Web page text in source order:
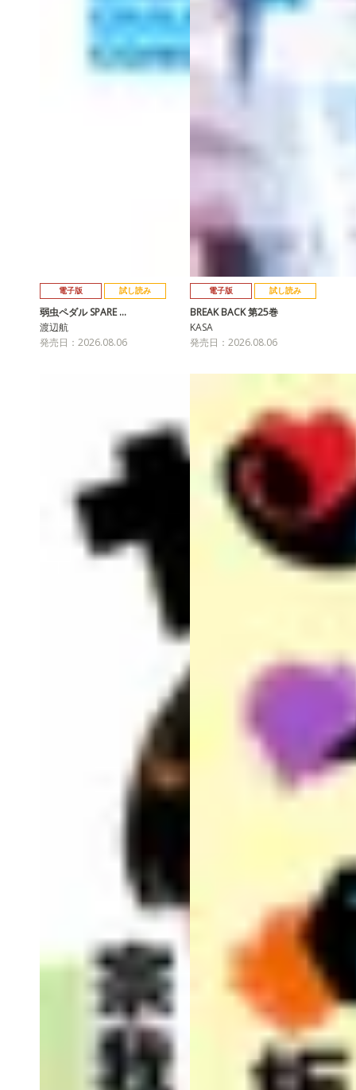
電子版 試し読み
弱虫ペダル SPARE …
渡辺航
発売日：2026.08.06
電子版 試し読み
BREAK BACK 第25巻
KASA
発売日：2026.08.06